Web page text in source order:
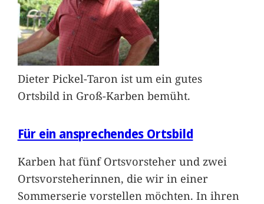
Dieter Pickel-Taron ist um ein gutes
Ortsbild in Groß-Karben bemüht.
Für ein ansprechendes Ortsbild
Karben hat fünf Ortsvorsteher und zwei
Ortsvorsteherinnen, die wir in einer
Sommerserie vorstellen möchten. In ihren